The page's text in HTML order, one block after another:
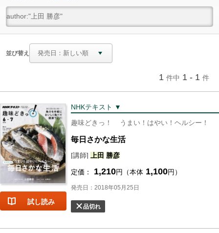
並び替え
1 件中 1 - 1 件
試し読み
NHKテキスト ▼
趣味どきっ！
うまい！はやい！ヘルシー！
毎日さかな生活
[講師] 上田 勝彦
定価： 1,210円（本体 1,100円）
発売日：2018年05月25日
品切れ